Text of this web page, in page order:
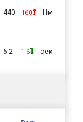
440 160 Нм
6.2 -1.6 сек